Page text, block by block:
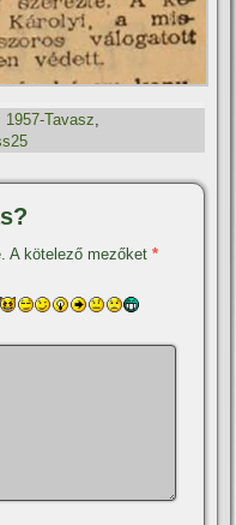
1957-Tavasz
A kötelező mezőket*